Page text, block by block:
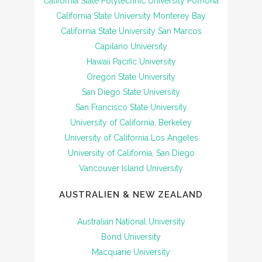
California State University Monterey Bay
California State University San Marcos
Capilano University
Hawaii Pacific University
Oregon State University
San Diego State University
San Francisco State University
University of California, Berkeley
University of California Los Angeles
University of California, San Diego
Vancouver Island University
AUSTRALIEN & NEW ZEALAND
Australian National University
Bond University
Macquarie University